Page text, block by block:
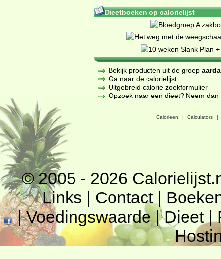
Dieetboeken op calorielijst
Bekijk producten uit de groep
Ga naar de calorielijst
Uitgebreid calorie zoekformulier
Opzoek naar een dieet? Neem
Calorieen | Calculators |
© 2005 - 2026
Links | Contact|
|Voedingswaarde|Dieet|